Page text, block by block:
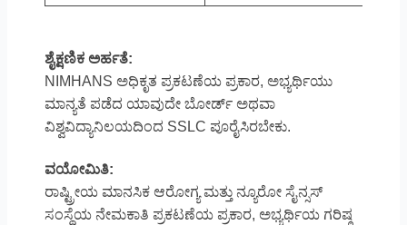
ಶೈಕ್ಷಣಿಕ ಅರ್ಹತೆ:
NIMHANS ಅಧಿಕೃತ ಪ್ರಕಟಣೆಯ ಪ್ರಕಾರ, ಅಭ್ಯರ್ಥಿಯು
ಮಾನ್ಯತೆ ಪಡೆದ ಯಾವುದೇ ಬೋರ್ಡ್ ಅಥವಾ
ವಿಶ್ವವಿದ್ಯಾನಿಲಯದಿಂದ SSLC ಪೂರೈಸಿರಬೇಕು.
ವಯೋಮಿತಿ:
ರಾಷ್ಟ್ರೀಯ ಮಾನಸಿಕ ಆರೋಗ್ಯ ಮತ್ತು ನ್ಯೂರೋ ಸೈನ್ಸಸ್
ಸಂಸ್ಥೆಯ ನೇಮಕಾತಿ ಪ್ರಕಟಣೆಯ ಪ್ರಕಾರ, ಅಭ್ಯರ್ಥಿಯ ಗರಿಷ್ಠ